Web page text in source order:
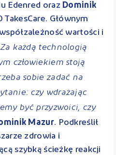
Edenred oraz Dominik
TakesCare. Głównym
wartości i
Za każdą technologią
człowiekiem stoją
sobie zadać na
czy wdrażając
być przyzwoici, czy
Mazur. Podkreślił
zdrowia i
szybką ścieżkę reakcji